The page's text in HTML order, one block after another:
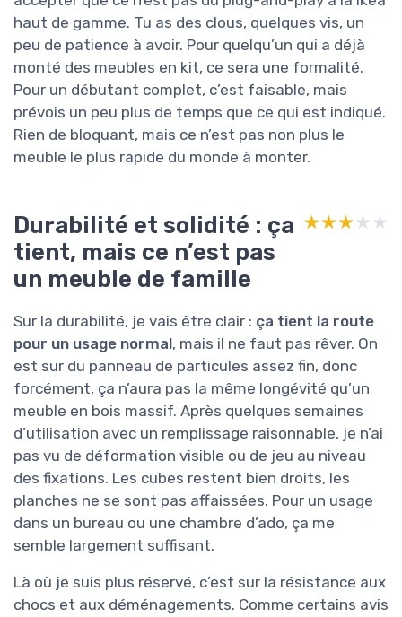
haut de gamme. Tu as des clous, quelques vis, un
peu de patience à avoir. Pour quelqu’un qui a déjà
monté des meubles en kit, ce sera une formalité.
Pour un débutant complet, c’est faisable, mais
prévois un peu plus de temps que ce qui est indiqué.
Rien de bloquant, mais ce n’est pas non plus le
meuble le plus rapide du monde à monter.
Durabilité et solidité : ça
tient, mais ce n’est pas
un meuble de famille
★★★★★
★★★★★
Sur la durabilité, je vais être clair : ça tient la route
pour un usage normal, mais il ne faut pas rêver. On
est sur du panneau de particules assez fin, donc
forcément, ça n’aura pas la même longévité qu’un
meuble en bois massif. Après quelques semaines
d’utilisation avec un remplissage raisonnable, je n’ai
pas vu de déformation visible ou de jeu au niveau
des fixations. Les cubes restent bien droits, les
planches ne se sont pas affaissées. Pour un usage
dans un bureau ou une chambre d’ado, ça me
semble largement suffisant.
Là où je suis plus réservé, c’est sur la résistance aux
chocs et aux déménagements. Comme certains avis